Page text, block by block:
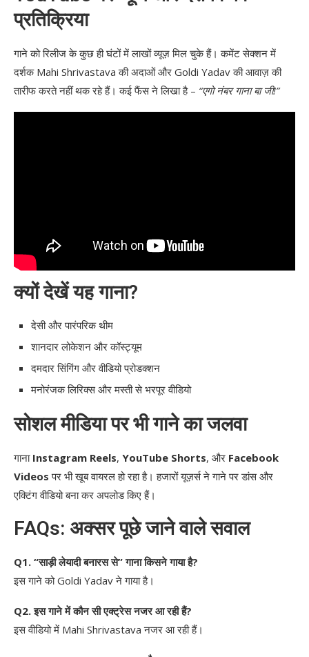
प्रतिक्रिया
गाने को रिलीज के कुछ ही घंटों में लाखों व्यूज़ मिल चुके हैं। कमेंट सेक्शन में
दर्शक Mahi Shrivastava की अदाओं और Goldi Yadav की आवाज़ की
तारीफ करते नहीं थक रहे हैं। कई फैंस ने लिखा है – “एगो नंबर गाना बा जी!”
क्यों देखें यह गाना?
देसी और पारंपरिक थीम
शानदार लोकेशन और कॉस्ट्यूम
दमदार सिंगिंग और वीडियो प्रोडक्शन
मनोरंजक लिरिक्स और मस्ती से भरपूर वीडियो
सोशल मीडिया पर भी गाने का जलवा
गाना Instagram Reels, YouTube Shorts, और Facebook
Videos पर भी खूब वायरल हो रहा है। हजारों यूज़र्स ने गाने पर डांस और
एक्टिंग वीडियो बना कर अपलोड किए हैं।
FAQs: अक्सर पूछे जाने वाले सवाल
Q1. “साड़ी लेयादी बनारस से” गाना किसने गाया है?
इस गाने को Goldi Yadav ने गाया है।
Q2. इस गाने में कौन सी एक्ट्रेस नजर आ रही हैं?
इस वीडियो में Mahi Shrivastava नजर आ रही हैं।